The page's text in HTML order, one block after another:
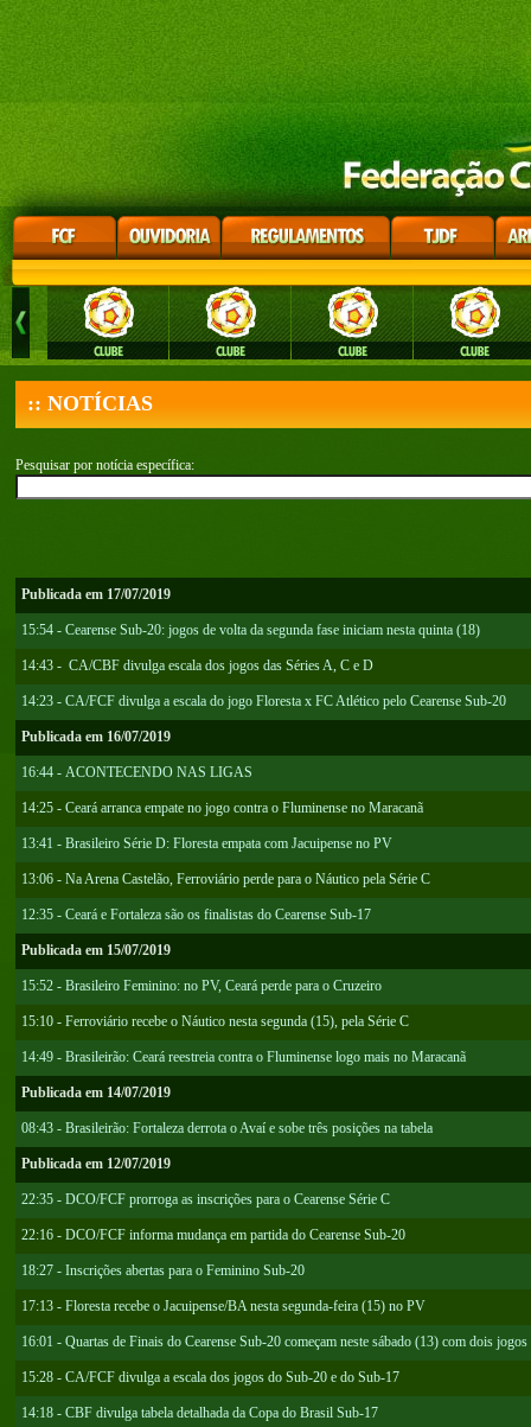
:: NOTÍCIAS
Pesquisar por notícia específica:
Publicada em 17/07/2019
15:54 - Cearense Sub-20: jogos de volta da segunda fase iniciam nesta quinta (18)
14:43 - CA/CBF divulga escala dos jogos das Séries A, C e D
14:23 - CA/FCF divulga a escala do jogo Floresta x FC Atlético pelo Cearense Sub-20
Publicada em 16/07/2019
16:44 - ACONTECENDO NAS LIGAS
14:25 - Ceará arranca empate no jogo contra o Fluminense no Maracanã
13:41 - Brasileiro Série D: Floresta empata com Jacuipense no PV
13:06 - Na Arena Castelão, Ferroviário perde para o Náutico pela Série C
12:35 - Ceará e Fortaleza são os finalistas do Cearense Sub-17
Publicada em 15/07/2019
15:52 - Brasileiro Feminino: no PV, Ceará perde para o Cruzeiro
15:10 - Ferroviário recebe o Náutico nesta segunda (15), pela Série C
14:49 - Brasileirão: Ceará reestreia contra o Fluminense logo mais no Maracanã
Publicada em 14/07/2019
08:43 - Brasileirão: Fortaleza derrota o Avaí e sobe três posições na tabela
Publicada em 12/07/2019
22:35 - DCO/FCF prorroga as inscrições para o Cearense Série C
22:16 - DCO/FCF informa mudança em partida do Cearense Sub-20
18:27 - Inscrições abertas para o Feminino Sub-20
17:13 - Floresta recebe o Jacuipense/BA nesta segunda-feira (15) no PV
16:01 - Quartas de Finais do Cearense Sub-20 começam neste sábado (13) com dois jogos
15:28 - CA/FCF divulga a escala dos jogos do Sub-20 e do Sub-17
14:18 - CBF divulga tabela detalhada da Copa do Brasil Sub-17